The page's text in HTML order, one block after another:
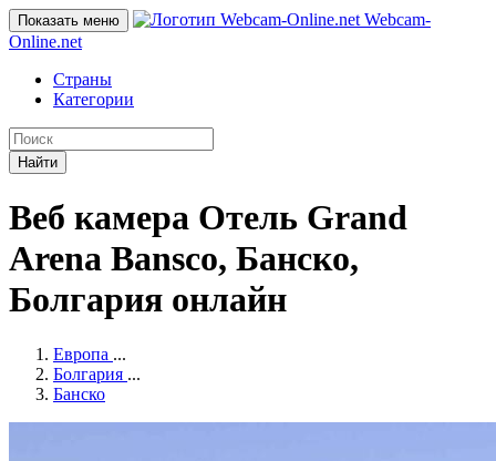
Показать меню
Webcam-
Online.net
Страны
Категории
Найти
Веб камера Отель Grand
Arena Bansco, Банско,
Болгария онлайн
Европа ...
Болгария ...
Банско